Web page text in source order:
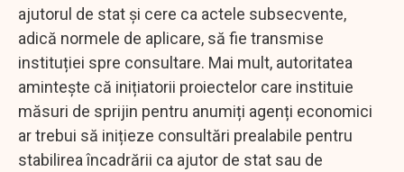
ajutorul de stat și cere ca actele subsecvente,
adică normele de aplicare, să fie transmise
instituției spre consultare. Mai mult, autoritatea
amintește că inițiatorii proiectelor care instituie
măsuri de sprijin pentru anumiți agenți economici
ar trebui să inițieze consultări prealabile pentru
stabilirea încadrării ca ajutor de stat sau de